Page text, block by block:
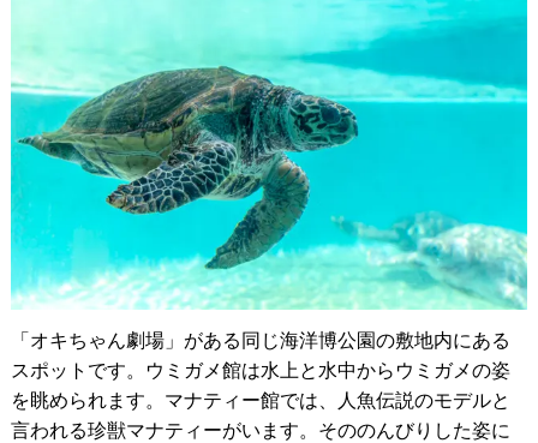
「オキちゃん劇場」がある同じ海洋博公園の敷地内にある
スポットです。ウミガメ館は水上と水中からウミガメの姿
を眺められます。マナティー館では、人魚伝説のモデルと
言われる珍獣マナティーがいます。そののんびりした姿に